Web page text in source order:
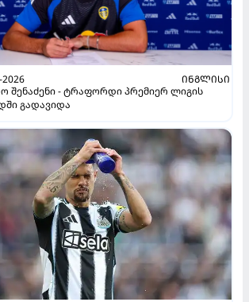
2026
ᲘᲜᲒᲚᲘᲡᲘ
შენაძენი - ტრაფორდი პრემიერ ლიგის
გადავიდა